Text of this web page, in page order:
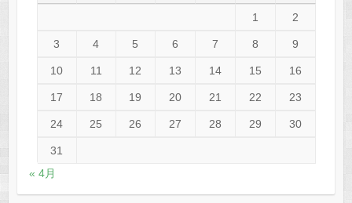
1 2
3 4 5 6 7 8 9
10 11 12 13 14 15 16
17 18 19 20 21 22 23
24 25 26 27 28 29 30
31
« 4月